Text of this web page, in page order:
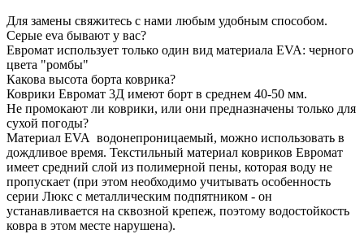
Для замены свяжитесь с нами любым удобным способом.
Серые eva бывают у вас?
Евромат использует только один вид материала EVA: черного
цвета "ромбы"
Какова высота борта коврика?
Коврики Евромат 3Д имеют борт в среднем 40-50 мм.
Не промокают ли коврики, или они предназначены только для
сухой погоды?
Материал EVA водонепроницаемый, можно использовать в
дождливое время. Текстильный материал ковриков Евромат
имеет средний слой из полимерной пены, которая воду не
пропускает (при этом необходимо учитывать особенность
серии Люкс с металлическим подпятником - он
устанавливается на сквозной крепеж, поэтому водостойкость
ковра в этом месте нарушена).